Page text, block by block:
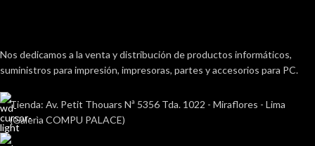
Nos dedicamos a la venta y distribución de productos informáticos,
suministros para impresión, impresoras, partes y accesorios para PC.
Tienda: Av. Petit Thouars Nª 5356 Tda. 1022 - Miraflores - Lima
(Galerìa COMPU PALACE)